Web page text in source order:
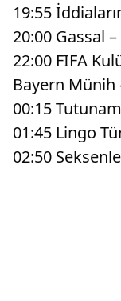
19:55
20:00 Gassal
22:00 FIFA
Bayern Münih
00:15
01:45 Lingo
02:50